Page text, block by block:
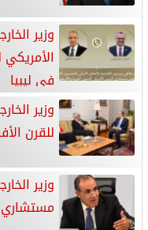
وزير
الأمريكي
في ليبيا
وزير
للقرن
وزير
مستشاري